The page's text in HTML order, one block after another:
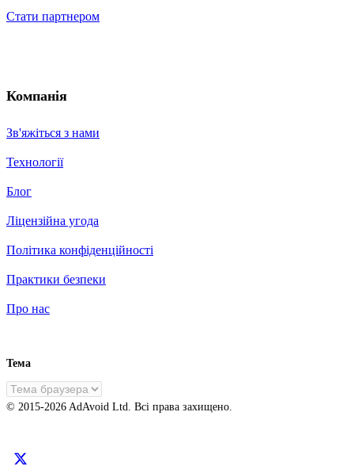
Стати партнером
Компанія
Зв'яжіться з нами
Технології
Блог
Ліцензійна угода
Політика конфіденційності
Практики безпеки
Про нас
Тема
© 2015-2026 AdAvoid Ltd. Всі права захищено.